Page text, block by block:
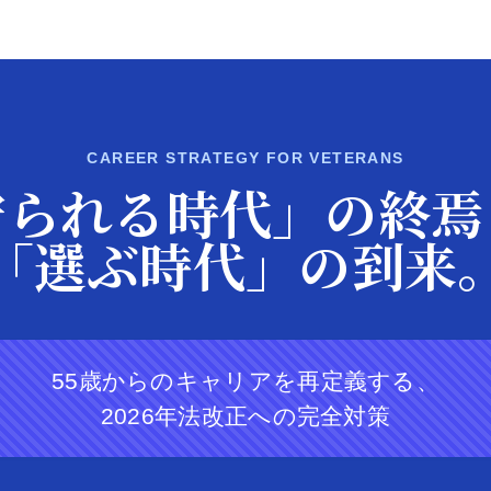
CAREER STRATEGY FOR VETERANS
れる時代」の終
選ぶ時代」の到来
55歳からのキャリアを再定義する、
2026年法改正への完全対策